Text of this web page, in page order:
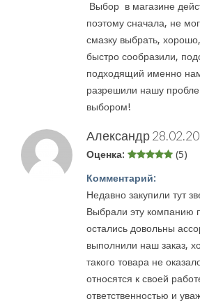
Выбор в магазине
поэтому сначала, не
смазку выбрать,
быстро сообразили,
подходящий именно
разрешили нашу
выбором!
Александр
Оценка: (5)
Комментарий:
Недавно закупили тут
Выбрали эту компанию
остались довольны
выполнили наш заказ,
такого товара не
относятся к своей
ответственностью и